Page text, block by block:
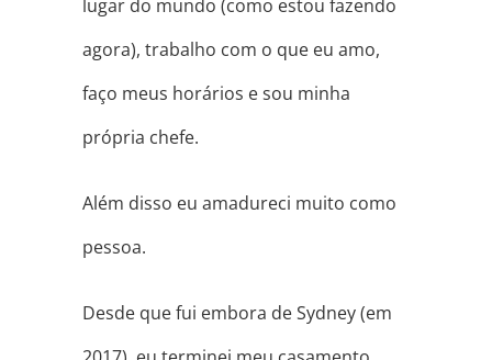
lugar do mundo (como estou fazendo
agora), trabalho com o que eu amo,
faço meus horários e sou minha
própria chefe.
Além disso eu amadureci muito como
pessoa.
Desde que fui embora de Sydney (em